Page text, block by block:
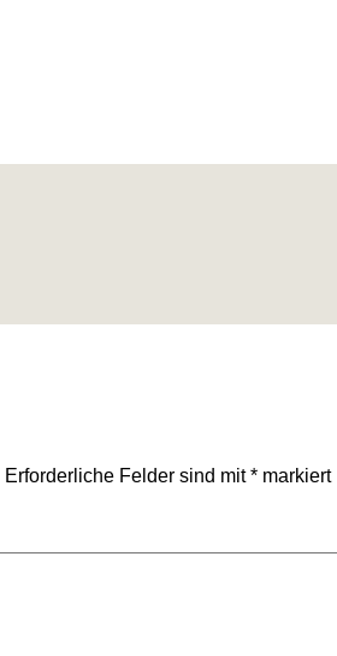
Erforderliche Felder sind mit* markiert